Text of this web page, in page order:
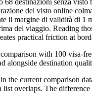
del visto online
il margine di validità di
del viaggio. Reading
practical friction at
with 100 visa-
alongside destination
the current comparison
overlaps. The